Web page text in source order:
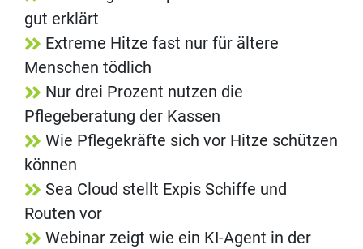
gut erklärt
Extreme Hitze fast nur für ältere
Menschen tödlich
Nur drei Prozent nutzen die
Pflegeberatung der Kassen
Wie Pflegekräfte sich vor Hitze schützen
können
Sea Cloud stellt Expis Schiffe und
Routen vor
Webinar zeigt wie ein KI-Agent in der